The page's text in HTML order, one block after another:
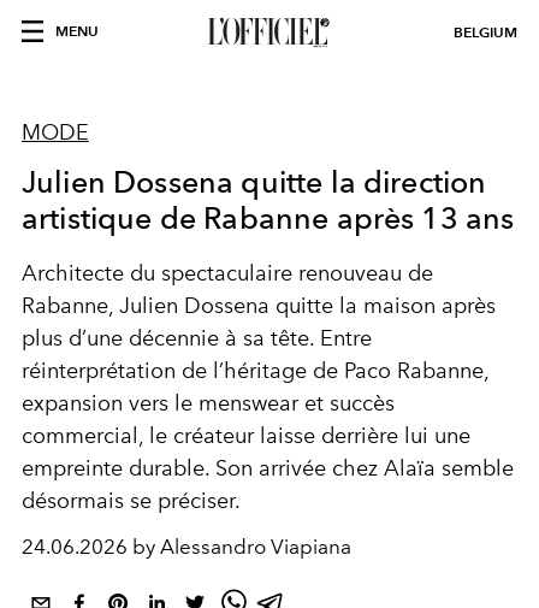
MENU BELGIUM
MODE
Julien Dossena quitte la direction
artistique de Rabanne après 13 ans
Architecte du spectaculaire renouveau de
Rabanne, Julien Dossena quitte la maison après
plus d’une décennie à sa tête. Entre
réinterprétation de l’héritage de Paco Rabanne,
expansion vers le menswear et succès
commercial, le créateur laisse derrière lui une
empreinte durable. Son arrivée chez Alaïa semble
désormais se préciser.
24.06.2026 by Alessandro Viapiana